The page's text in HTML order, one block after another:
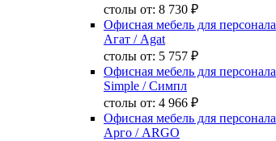
столы от: 8 730 ₽
Офисная мебель для персонала
Агат / Agat
столы от: 5 757 ₽
Офисная мебель для персонала
Simple / Симпл
столы от: 4 966 ₽
Офисная мебель для персонала
Арго / ARGO